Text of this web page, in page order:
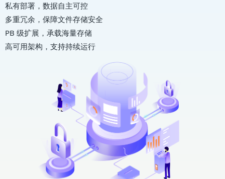
私有部署，数据自主可控
多重冗余，保障文件存储安全
PB 级扩展，承载海量存储
高可用架构，支持持续运行